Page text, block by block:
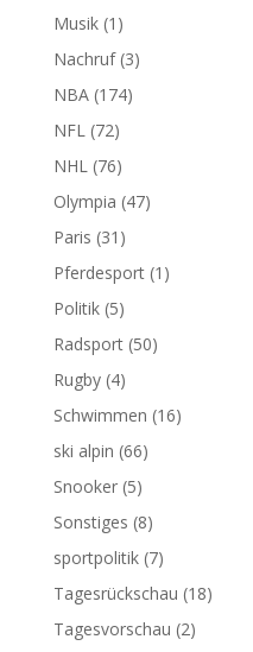
Musik(1)
Nachruf(3)
NBA(174)
NFL(72)
NHL(76)
Olympia (47)
Paris (31)
Pferdesport(1)
Politik(5)
Radsport(50)
Rugby(4)
Schwimmen (16)
ski alpin (66)
Snooker(5)
Sonstiges (8)
sportpolitik(7)
Tagesrückschau (18)
Tagesvorschau (2)